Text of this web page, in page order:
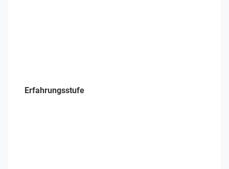
Erfahrungsstufe